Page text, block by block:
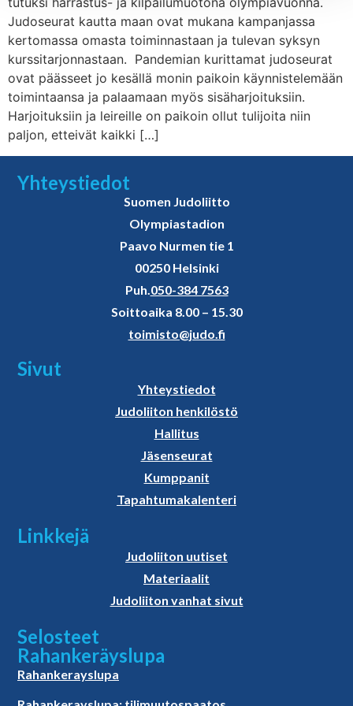
Judoseurat kautta maan ovat mukana kampanjassa
kertomassa omasta toiminnastaan ja tulevan syksyn
kurssitarjonnastaan. Pandemian kurittamat judoseurat
ovat päässeet jo kesällä monin paikoin käynnistelemään
toimintaansa ja palaamaan myös sisäharjoituksiin.
Harjoituksiin ja leireille on paikoin ollut tulijoita niin
paljon, etteivät kaikki […]
Yhteystiedot
Suomen Judoliitto
Olympiastadion
Paavo Nurmen tie 1
00250 Helsinki
Puh.050-384 7563
Soittoaika 8.00 – 15.30
toimisto@judo.fi
Sivut
Yhteystiedot
Judoliiton henkilöstö
Hallitus
Jäsenseurat
Kumppanit
Tapahtumakalenteri
Linkkejä
Judoliiton uutiset
Materiaalit
Judoliiton vanhat sivut
Selosteet
Rahankeräyslupa
Rahankerayslupa